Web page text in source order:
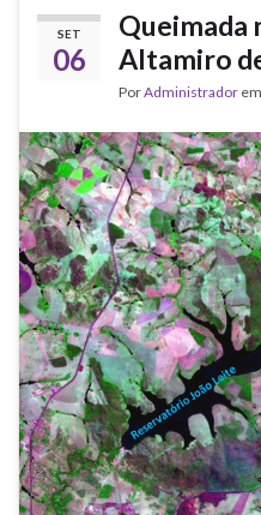
SET
06
Queimada
Altamiro
PorAdministrador em